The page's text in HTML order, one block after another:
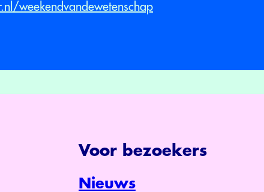
weekendvandewetenschap
Voor bezoekers
Nieuws